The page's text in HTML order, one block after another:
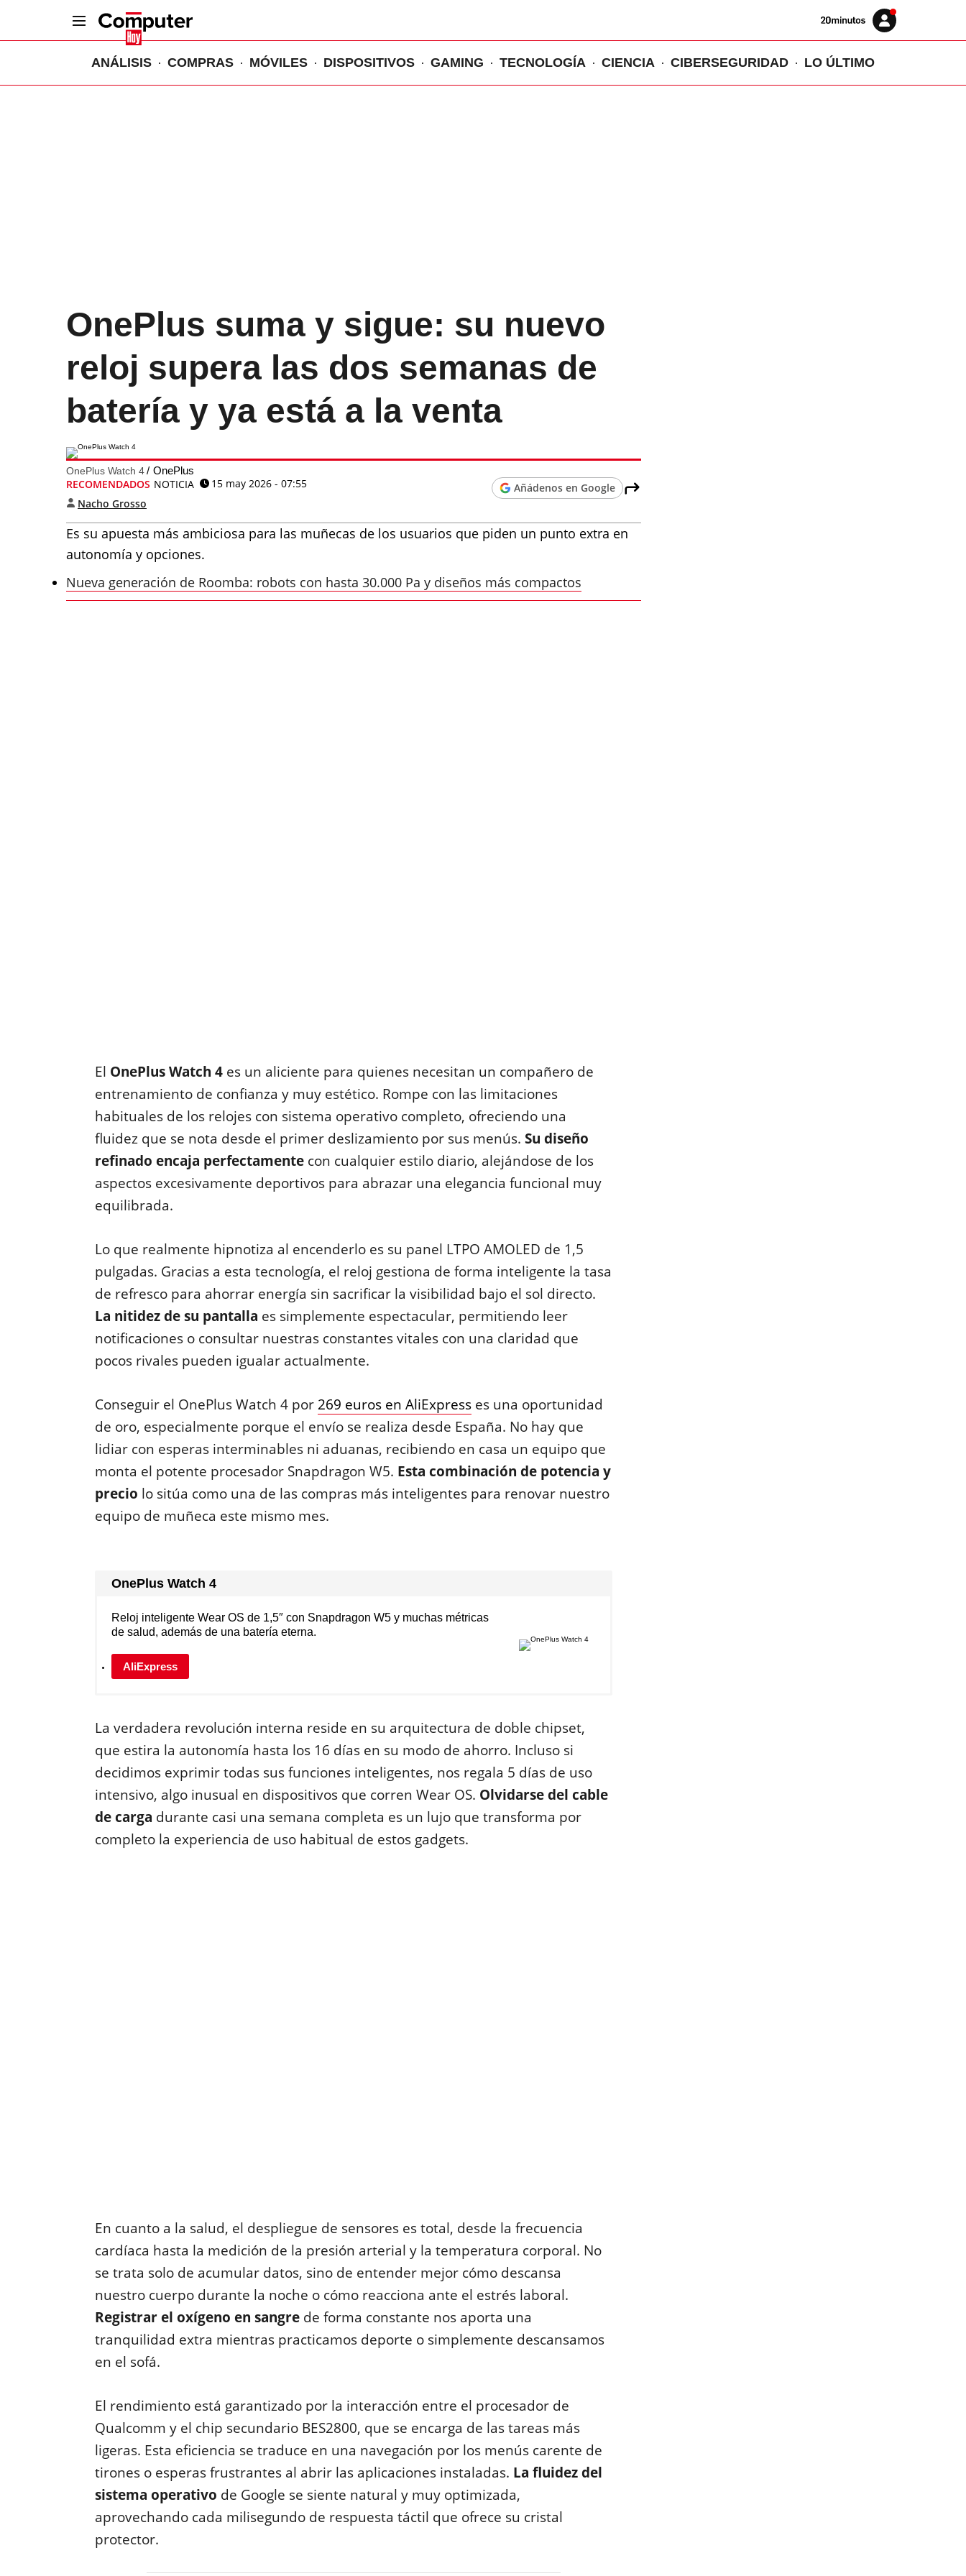
Volver
Iniciar
sesión
ANÁLISIS COMPRAS MÓVILES DISPOSITIVOS GAMING TECNOLOGÍA CIENCIA CIBERSEGURIDAD LO ÚLTIMO
OnePlus suma y sigue: su nuevo
reloj supera las dos semanas de
batería y ya está a la venta
OnePlus Watch 4 OnePlus
RECOMENDADOS NOTICIA
15 may 2026 - 07:55
Nacho Grosso
Añádenos en Google
Es su apuesta más ambiciosa para las muñecas de los usuarios que piden un punto extra en
autonomía y opciones.
Nueva generación de Roomba: robots con hasta 30.000 Pa y diseños más compactos
El OnePlus Watch 4es un aliciente para quienes necesitan un compañero de
entrenamiento de confianza y muy estético. Rompe con las limitaciones
habituales de los relojes con sistema operativo completo, ofreciendo una
fluidez que se nota desde el primer deslizamiento por sus menús. Su diseño
refinado encaja perfectamentecon cualquier estilo diario, alejándose de los
aspectos excesivamente deportivos para abrazar una elegancia funcional muy
equilibrada.
Lo que realmente hipnotiza al encenderlo es su panel LTPO AMOLED de 1,5
pulgadas. Gracias a esta tecnología, el reloj gestiona de forma inteligente la tasa
de refresco para ahorrar energía sin sacrificar la visibilidad bajo el sol directo.
La nitidez de su pantalla es simplemente espectacular, permitiendo leer
notificaciones o consultar nuestras constantes vitales con una claridad que
pocos rivales pueden igualar actualmente.
Conseguir el OnePlus Watch 4 por 269 euros en AliExpresses una oportunidad
de oro, especialmente porque el envío se realiza desde España. No hay que
lidiar con esperas interminables ni aduanas, recibiendo en casa un equipo que
monta el potente procesador Snapdragon W5. Esta combinación de potencia y
precio lo sitúa como una de las compras más inteligentes para renovar nuestro
equipo de muñeca este mismo mes.
OnePlus Watch 4
AliExpress
Reloj inteligente Wear OS de 1,5″ con Snapdragon W5 y muchas métricas
de salud, además de una batería eterna.
La verdadera revolución interna reside en su arquitectura de doble chipset,
que estira la autonomía hasta los 16 días en su modo de ahorro. Incluso si
decidimos exprimir todas sus funciones inteligentes, nos regala 5 días de uso
intensivo, algo inusual en dispositivos que corren Wear OS. Olvidarse del cable
de carga durante casi una semana completa es un lujo que transforma por
completo la experiencia de uso habitual de estos gadgets.
En cuanto a la salud, el despliegue de sensores es total, desde la frecuencia
cardíaca hasta la medición de la presión arterial y la temperatura corporal. No
se trata solo de acumular datos, sino de entender mejor cómo descansa
nuestro cuerpo durante la noche o cómo reacciona ante el estrés laboral.
Registrar el oxígeno en sangrede forma constante nos aporta una
tranquilidad extra mientras practicamos deporte o simplemente descansamos
en el sofá.
El rendimiento está garantizado por la interacción entre el procesador de
Qualcomm y el chip secundario BES2800, que se encarga de las tareas más
ligeras. Esta eficiencia se traduce en una navegación por los menús carente de
tirones o esperas frustrantes al abrir las aplicaciones instaladas. La fluidez del
sistema operativo de Google se siente natural y muy optimizada,
aprovechando cada milisegundo de respuesta táctil que ofrece su cristal
protector.